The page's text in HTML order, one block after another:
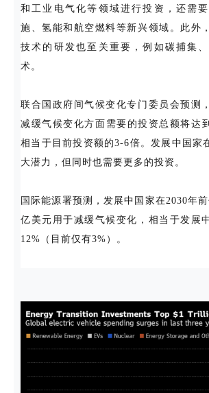
和工业电气化等领域进行投资，还需
施、氢能和航空燃料等新兴领域。此外
技术的研发也至关重要，例如碳捕集
术。
联合国政府间气候变化专门委员会预测
减缓气候变化方面需要的投资总额将达
相当于目前投资额的3-6倍。发展中国家
大潜力，但同时也需要更多的投资。
国际能源署预测，发展中国家在2030年
亿美元用于减缓气候变化，相当于发展
12%（目前仅有3%）。